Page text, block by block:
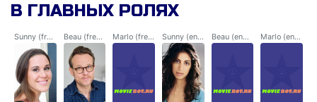
его последствиях.
В ГЛАВНЫХ РОЛЯХ
Sunny (french voice) Beau (french voice) Marlo (french voice) Sunny (english voice) Beau (english voice) Marlo (english voice)